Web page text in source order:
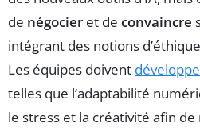
de négocier et de convaincre
intégrant des notions
Les équipes doivent
telles que l’adaptabilité
le stress et la créativité afin